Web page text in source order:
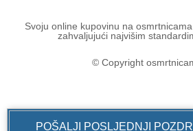
POŠALJI POSLJEDNJI
Svoju online kupovinu na
zahvaljujući najvišim
© Copyright